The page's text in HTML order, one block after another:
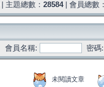
| 主題總數： 28584| 會員總數
會員名稱:
密碼:
未閱讀文章